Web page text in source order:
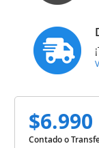
$6.990
Contado o